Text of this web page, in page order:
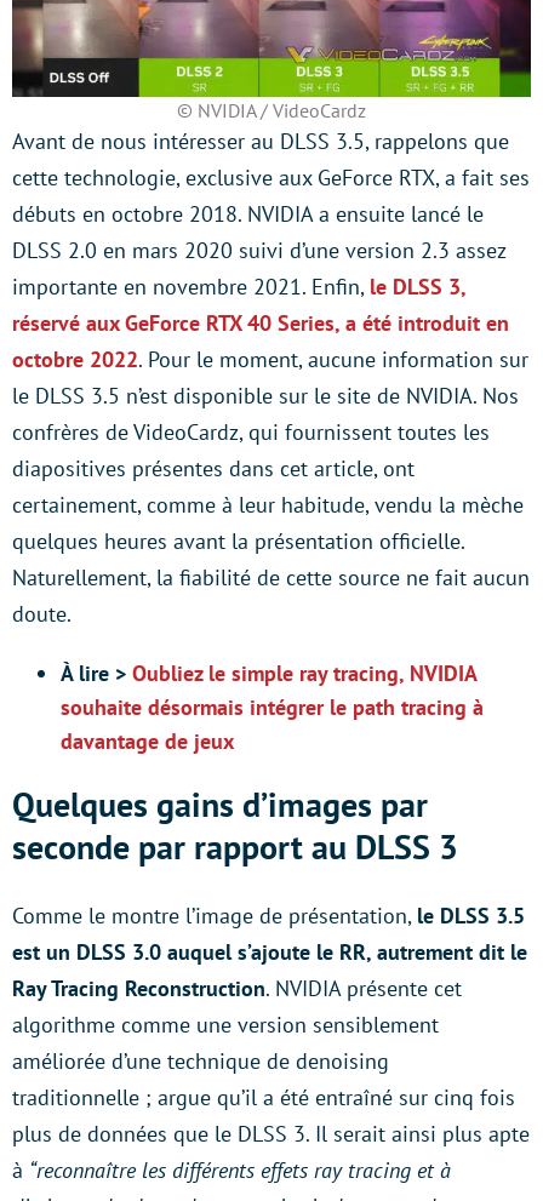
© NVIDIA / VideoCardz
Avant de nous intéresser au DLSS 3.5, rappelons que
cette technologie, exclusive aux GeForce RTX, a fait ses
débuts en octobre 2018. NVIDIA a ensuite lancé le
DLSS 2.0 en mars 2020 suivi d’une version 2.3 assez
importante en novembre 2021. Enfin, le DLSS 3,
réservé aux GeForce RTX 40 Series, a été introduit en
octobre 2022. Pour le moment, aucune information sur
le DLSS 3.5 n’est disponible sur le site de NVIDIA. Nos
confrères de VideoCardz, qui fournissent toutes les
diapositives présentes dans cet article, ont
certainement, comme à leur habitude, vendu la mèche
quelques heures avant la présentation officielle.
Naturellement, la fiabilité de cette source ne fait aucun
doute.
À lire > Oubliez le simple ray tracing, NVIDIA
souhaite désormais intégrer le path tracing à
davantage de jeux
Quelques gains d’images par
seconde par rapport au DLSS 3
Comme le montre l’image de présentation, le DLSS 3.5
est un DLSS 3.0 auquel s’ajoute le RR, autrement dit le
Ray Tracing Reconstruction. NVIDIA présente cet
algorithme comme une version sensiblement
améliorée d’une technique de denoising
traditionnelle ; argue qu’il a été entraîné sur cinq fois
plus de données que le DLSS 3. Il serait ainsi plus apte
à “reconnaître les différents effets ray tracing et à